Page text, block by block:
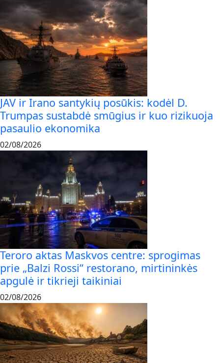
JAV ir Irano santykių posūkis: kodėl D.
Trumpas sustabdė smūgius ir kuo rizikuoja
pasaulio ekonomika
02/08/2026
Teroro aktas Maskvos centre: sprogimas
prie „Balzi Rossi“ restorano, mirtininkės
apgulė ir tikrieji taikiniai
02/08/2026